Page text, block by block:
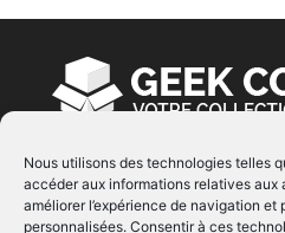
Nous utilisons des technologies telles
accéder aux informations relatives aux
améliorer l’expérience de navigation
personnalisées. Consentir à ces
À